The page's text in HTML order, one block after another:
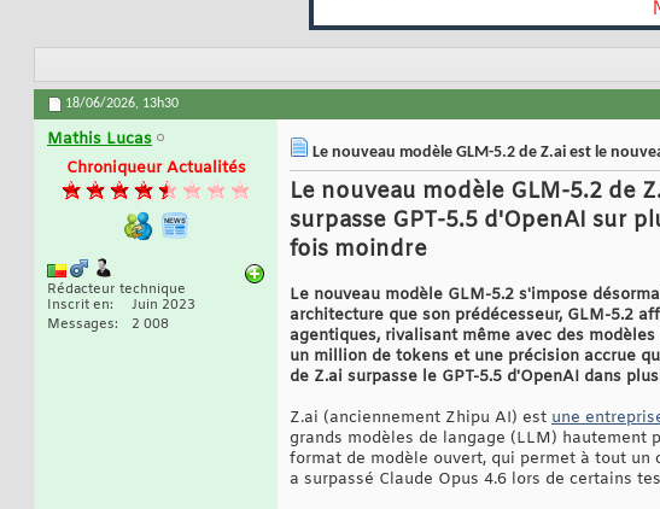
18/06/2026, 13h30
Mathis Lucas
Chroniqueur Actualités
Rédacteur technique
Inscrit en
Juin 2023
Messages
2 008
Le nouveau modèle GLM-5.2 de Z.ai est le
Le nouveau modèle GLM-5.2 de
surpasse GPT-5.5 d'OpenAI sur
fois moindre
Le nouveau modèle GLM-5.2 s'impose
architecture que son prédécesseur, GLM-5.2
agentiques, rivalisant même avec des
un million de tokens et une précision accrue
de Z.ai surpasse le GPT-5.5 d'OpenAI dans
Z.ai (anciennement Zhipu AI) est une
grands modèles de langage (LLM) hautement
format de modèle ouvert, qui permet à tout un
a surpassé Claude Opus 4.6 lors de certains